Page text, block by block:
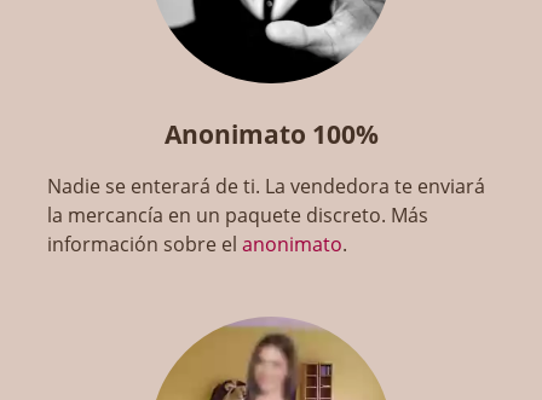
Anonimato 100%
Nadie se enterará de ti. La vendedora te enviará
la mercancía en un paquete discreto. Más
información sobre elanonimato.